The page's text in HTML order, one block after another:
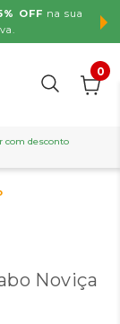
OFF na sua
0
com desconto
Noviça